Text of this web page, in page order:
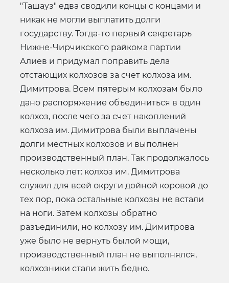
"Ташауз" едва сводили концы с концами и
никак не могли выплатить долги
государству. Тогда-то первый секретарь
Нижне-Чирчикского райкома партии
Алиев и придумал поправить дела
отстающих колхозов за счет колхоза им.
Димитрова. Всем пятерым колхозам было
дано распоряжение объединиться в один
колхоз, после чего за счет накоплений
колхоза им. Димитрова были выплачены
долги местных колхозов и выполнен
производственный план. Так продолжалось
несколько лет: колхоз им. Димитрова
служил для всей округи дойной коровой до
тех пор, пока остальные колхозы не встали
на ноги. Затем колхозы обратно
разъединили, но колхозу им. Димитрова
уже было не вернуть былой мощи,
производственный план не выполнялся,
колхозники стали жить бедно.